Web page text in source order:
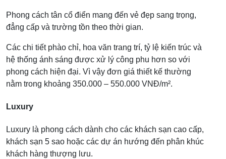
Phong cách tân cổ điển mang đến vẻ đẹp sang trọng,
đẳng cấp và trường tồn theo thời gian.
Các chi tiết phào chỉ, hoa văn trang trí, tỷ lệ kiến trúc và
hệ thống ánh sáng được xử lý công phu hơn so với
phong cách hiện đại. Vì vậy đơn giá thiết kế thường
nằm trong khoảng 350.000 – 550.000 VNĐ/m².
Luxury
Luxury là phong cách dành cho các khách sạn cao cấp,
khách sạn 5 sao hoặc các dự án hướng đến phân khúc
khách hàng thượng lưu.